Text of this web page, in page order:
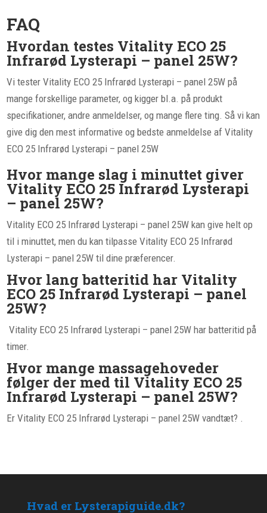
FAQ
Hvordan testes Vitality ECO 25
Infrarød Lysterapi – panel 25W?
Vi tester Vitality ECO 25 Infrarød Lysterapi – panel 25W på
mange forskellige parameter, og kigger bl.a. på produkt
specifikationer, andre anmeldelser, og mange flere ting. Så vi kan
give dig den mest informative og bedste anmeldelse af Vitality
ECO 25 Infrarød Lysterapi – panel 25W
Hvor mange slag i minuttet giver
Vitality ECO 25 Infrarød Lysterapi
– panel 25W?
Vitality ECO 25 Infrarød Lysterapi – panel 25W kan give helt op
til i minuttet, men du kan tilpasse Vitality ECO 25 Infrarød
Lysterapi – panel 25W til dine præferencer.
Hvor lang batteritid har Vitality
ECO 25 Infrarød Lysterapi – panel
25W?
Vitality ECO 25 Infrarød Lysterapi – panel 25W har batteritid på
timer.
Hvor mange massagehoveder
følger der med til Vitality ECO 25
Infrarød Lysterapi – panel 25W?
Er Vitality ECO 25 Infrarød Lysterapi – panel 25W vandtæt? .
Hvad er Lysterapiguide.dk?